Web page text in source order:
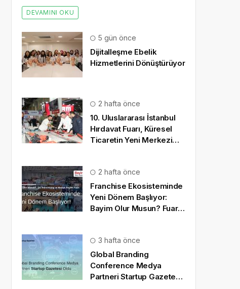
DEVAMINI OKU
5 gün önce
Dijitalleşme Ebelik
Hizmetlerini Dönüştürüyor
2 hafta önce
10. Uluslararası İstanbul
Hırdavat Fuarı, Küresel
Ticaretin Yeni Merkezi
2 hafta önce
Franchise Ekosisteminde
Yeni Dönem Başlıyor:
Bayim Olur Musun? Fuarı
3 hafta önce
Global Branding
Conference Medya
Partneri Startup Gazetesi